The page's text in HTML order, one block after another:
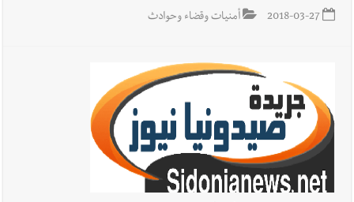
2018-03-27 أمنيات وقضاء وحوادث